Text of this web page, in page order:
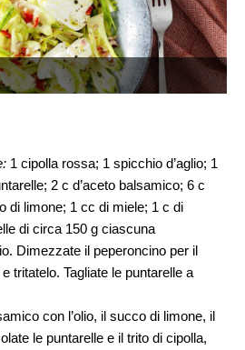
1 cipolla rossa; 1 spicchio d’aglio; 1
2 c d’aceto balsamico; 6 c
di limone; 1 cc di miele; 1 c di
di circa 150 g ciascuna
Dimezzate il peperoncino per il
tritatelo. Tagliate le puntarelle a
con l’olio, il succo di limone, il
le puntarelle e il trito di cipolla,